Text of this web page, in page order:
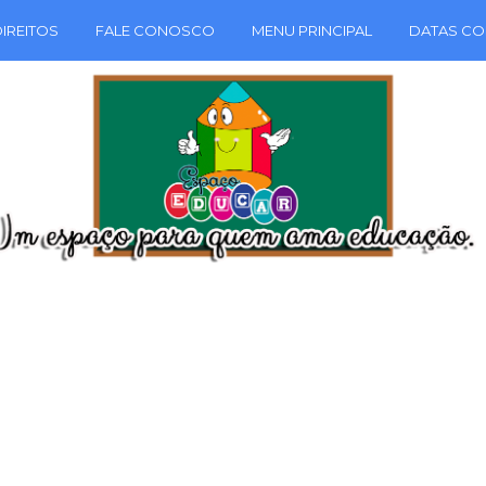
FALE CONOSCO MENU PRINCIPAL DATAS